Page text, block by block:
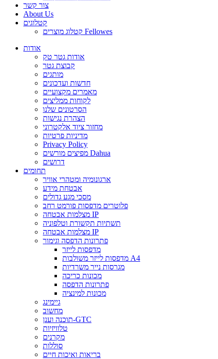
צור קשר
About Us
קטלוגים
קטלוג מוצרים Fellowes
אודות
אודות גטר טק
קבוצת גטר
מותגים
חדשות ועדכונים
מאמרים מקצועיים
לקוחות ממליצים
הסרטונים שלנו
הצהרת נגישות
מחזור ציוד אלקטרוני
מדיניות פרטיות
Privacy Policy
מפיצים מורשים Dahua
דרושים
תחומים
ארגונומיה ומטהרי אוויר
אבטחת מידע
מסכי מגע גדולים
פלוטרים מדפסות פורמט רחב
מצלמות אבטחה IP
תשתיות תקשורת וטלפוניה
מצלמות אבטחה IP
פתרונות הדפסה וגימור
מדפסות לייזר
מדפסות לייזר משולבות A4
מגרסות נייר משרדיות
מכונות כריכה
פתרונות הדפסה
מכונות למינציה
גיימינג
מחשוב
תוכנה וענן-GTC
טלוויזיות
מקרנים
סוללות
בריאות ואיכות חיים